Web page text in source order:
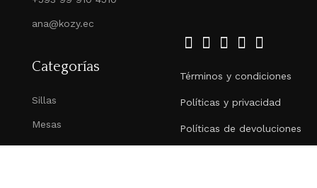
ana@kozy.ec
Categorías
Sillas
Mesas
Términos y condiciones
Políticas y privacidad
Políticas de devoluciones